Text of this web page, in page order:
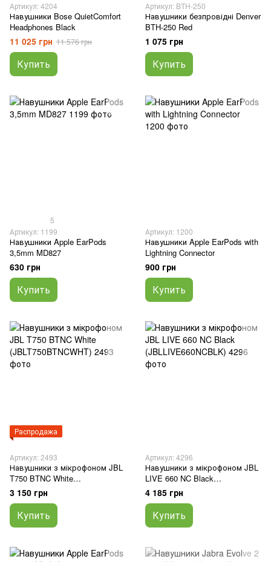
Артикул: 4204
Навушники Bose QuietComfort
Headphones Black
11 025 грн 11 576 грн
Купить
Артикул: BTH-250
Навушники безпровідні Denver
BTH-250 Red
1 075 грн
Купить
5
Артикул: 1199
Навушники Apple EarPods
3,5mm MD827
630 грн
Купить
Артикул: 1200
Навушники Apple EarPods with
Lightning Connector
900 грн
Купить
Распродажа
Артикул: 2493
Навушники з мікрофоном JBL
T750 BTNC White
(JBLT750BTNCWHT)
3 150 грн
Купить
Артикул: 4296
Навушники з мікрофоном JBL
LIVE 660 NC Black
(JBLLIVE660NCBLK)
4 185 грн
Купить